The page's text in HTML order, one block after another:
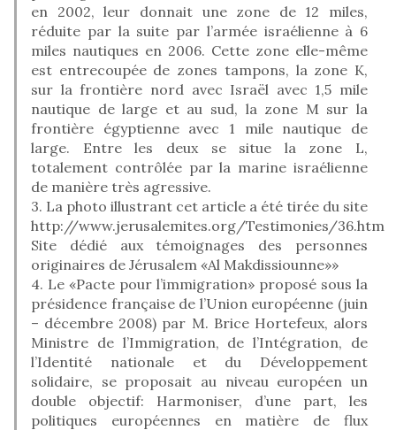
en 2002, leur donnait une zone de 12 miles,
réduite par la suite par l’armée israélienne à 6
miles nautiques en 2006. Cette zone elle-même
est entrecoupée de zones tampons, la zone K,
sur la frontière nord avec Israël avec 1,5 mile
nautique de large et au sud, la zone M sur la
frontière égyptienne avec 1 mile nautique de
large. Entre les deux se situe la zone L,
totalement contrôlée par la marine israélienne
de manière très agressive.
3. La photo illustrant cet article a été tirée du site
http://www.jerusalemites.org/Testimonies/36.htm
Site dédié aux témoignages des personnes
originaires de Jérusalem «Al Makdissiounne»»
4. Le «Pacte pour l’immigration» proposé sous la
présidence française de l’Union européenne (juin
– décembre 2008) par M. Brice Hortefeux, alors
Ministre de l’Immigration, de l’Intégration, de
l’Identité nationale et du Développement
solidaire, se proposait au niveau européen un
double objectif: Harmoniser, d’une part, les
politiques européennes en matière de flux